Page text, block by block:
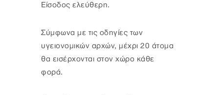
Είσοδος ελεύθερη.
Σύμφωνα με τις οδηγίες των
υγειονομικών αρχών, μέχρι 20 άτομα
θα εισέρχονται στον χώρο κάθε
φορά.